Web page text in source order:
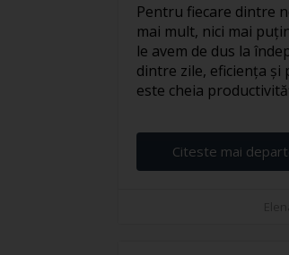
Pentru fiecare dintre
mai mult, nici mai
le avem de dus la
dintre zile, eficiența
este cheia
Citeste mai